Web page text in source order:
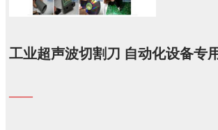
工业超声波切割刀 自动化设备专
——